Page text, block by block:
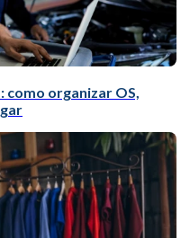
como organizar OS,